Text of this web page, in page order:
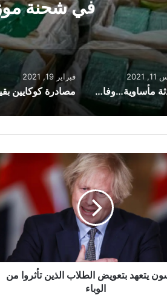
خلال آخر
حادثة مأساوية…وفاة امرأة وطفلين من العائلة ذاتها بعد اندلاع حريق بمنزلهم في لندن
فبراير 19, 2021
يتعهد بتعويض الطلاب الذين تأثروا من
الوباء